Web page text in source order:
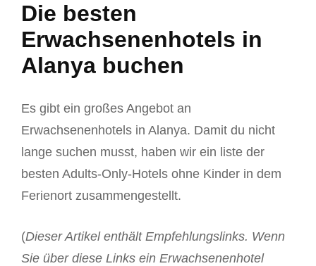
Die besten
Erwachsenenhotels in
Alanya buchen
Es gibt ein großes Angebot an
Erwachsenenhotels in Alanya. Damit du nicht
lange suchen musst, haben wir ein liste der
besten Adults-Only-Hotels ohne Kinder in dem
Ferienort zusammengestellt.
(Dieser Artikel enthält Empfehlungslinks. Wenn
Sie über diese Links ein Erwachsenenhotel